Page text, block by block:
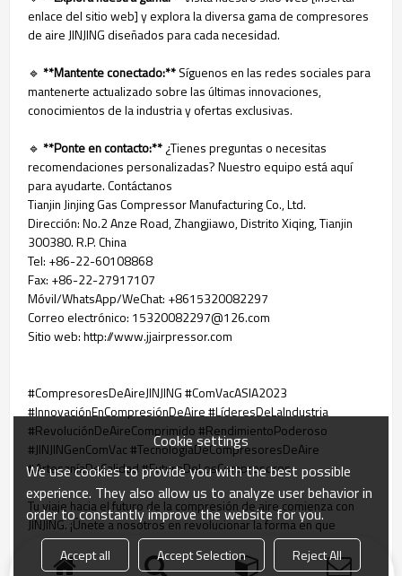
enlace del sitio web] y explora la diversa gama de compresores
de aire JINJING diseñados para cada necesidad.
🔹 **Mantente conectado:**Síguenos en las redes sociales para
mantenerte actualizado sobre las últimas innovaciones,
conocimientos de la industria y ofertas exclusivas.
🔹 **Ponte en contacto:**¿Tienes preguntas o necesitas
recomendaciones personalizadas? Nuestro equipo está aquí
para ayudarte. Contáctanos
Tianjin Jinjing Gas Compressor Manufacturing Co., Ltd.
Dirección: No.2 Anze Road, Zhangjiawo, Distrito Xiqing, Tianjin
300380. R.P. China
Tel: +86-22-60108868
Fax: +86-22-27917107
Móvil/WhatsApp/WeChat: +8615320082297
Correo electrónico: 15320082297@126.com
Sitio web: http://www.jjairpressor.com
#CompresoresDeAireJINJING #ComVacASIA2023
#InnovaciónEnCompresiónDeAire #LíderesDeLaIndustria
#RevoluciónDeAireComprimido #RendimientoPoderoso
#JINJINGenComVac #TecnologíaDeCompresoresDeAire
#ArtesaníaDeCalidad #FuturoDeLosCompresores
Tu viaje hacia el futuro de la compresión de aire comienza con
JINJING. ¡Únete a nosotros en revolucionar la forma en que
comprimimos, creamos y conquistamos! 🚀🔩💨
Cookie settings
We use cookies to provide you with the best possible
experience. They also allow us to analyze user behavior in
order to constantly improve the website for you.
Accept all Accept Selection Reject All